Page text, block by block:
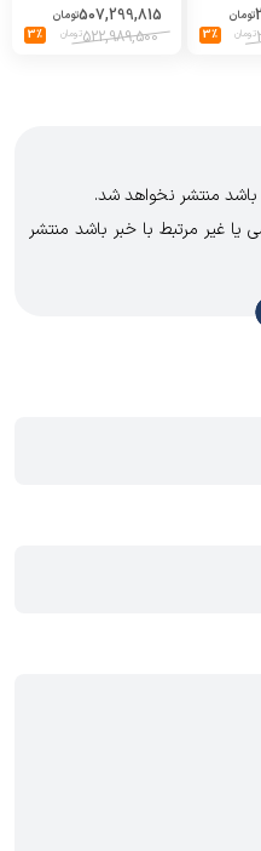
تومان
تومان 3%
507,299,815تومان
522,989,500تومان 3%
باشد منتشر نخواهد شد.
یا غیر مرتبط با خبر باشد منتشر
مخالفت با محتوای نظرات وجود
دارند، انتشار نمی‌یابند بنابراین